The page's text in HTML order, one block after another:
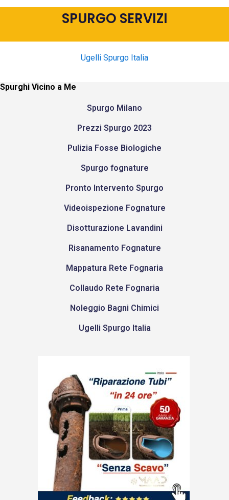
SPURGO SERVIZI
Ugelli Spurgo Italia
Spurghi Vicino a Me
Spurgo Milano
Prezzi Spurgo 2023
Pulizia Fosse Biologiche
Spurgo fognature
Pronto Intervento Spurgo
Videoispezione Fognature
Disotturazione Lavandini
Risanamento Fognature
Mappatura Rete Fognaria
Collaudo Rete Fognaria
Noleggio Bagni Chimici
Ugelli Spurgo Italia